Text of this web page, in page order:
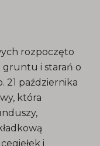
rozpoczęto
gruntu i starań o
21 października
która
i